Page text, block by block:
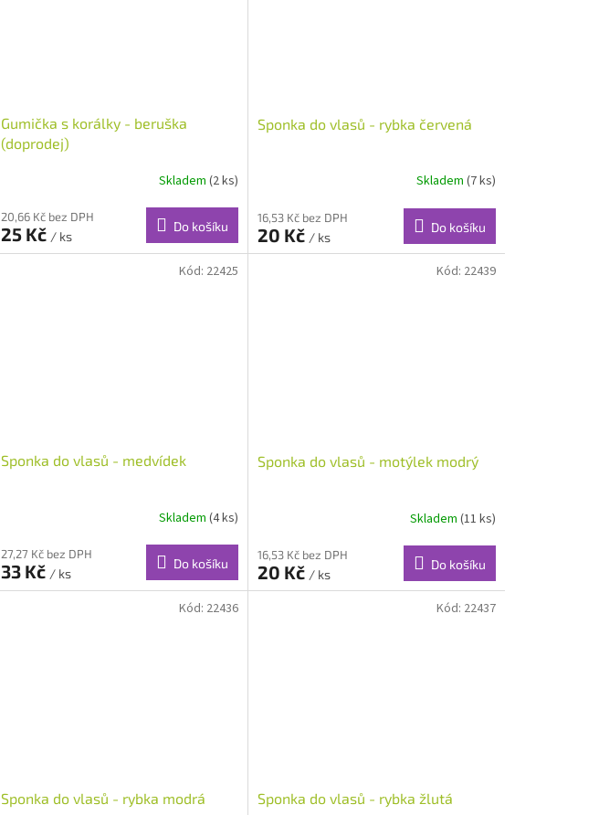
Gumička s korálky - beruška
(doprodej)
Skladem (2 ks)
20,66 Kč bez DPH
25 Kč / ks
Do košíku
Sponka do vlasů - rybka červená
Skladem (7 ks)
16,53 Kč bez DPH
20 Kč / ks
Do košíku
Sponka do vlasů - medvídek
Skladem (4 ks)
27,27 Kč bez DPH
33 Kč / ks
Do košíku
Kód: 22425
Sponka do vlasů - motýlek modrý
Skladem (11 ks)
16,53 Kč bez DPH
20 Kč / ks
Do košíku
Kód: 22439
Sponka do vlasů - rybka modrá
Kód: 22436
Sponka do vlasů - rybka žlutá
Kód: 22437